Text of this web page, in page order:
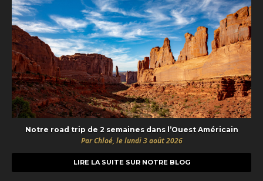
Notre road trip de 2 semaines dans l’Ouest Américain
Par Chloé, le lundi 3 août 2026
LIRE LA SUITE SUR NOTRE BLOG